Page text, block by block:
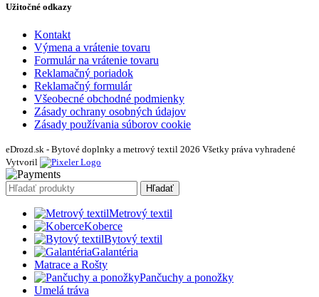
Užitočné odkazy
Kontakt
Výmena a vrátenie tovaru
Formulár na vrátenie tovaru
Reklamačný poriadok
Reklamačný formulár
Všeobecné obchodné podmienky
Zásady ochrany osobných údajov
Zásady používania súborov cookie
eDrozd.sk - Bytové doplnky a metrový textil 2026 Všetky práva vyhradené
Vytvoril
Hľadať
Metrový textil
Koberce
Bytový textil
Galantéria
Matrace a Rošty
Pančuchy a ponožky
Umelá tráva